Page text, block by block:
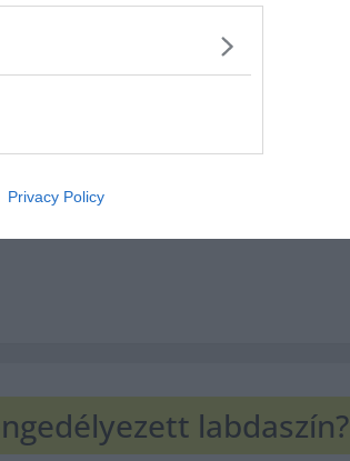
Privacy Policy
labdaszín?